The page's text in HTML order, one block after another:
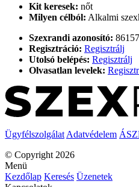
Kit keresek: nőt
Milyen célból: Alkalmi
Szexrandi azonosító:
Regisztráció: Regisztrálj
Utolsó belépés: Regisztrálj
Olvasatlan levelek:
Ügyfélszolgálat Adatvédelem
© Copyright 2026
Menü
Kezdőlap Keresés Üzenetek